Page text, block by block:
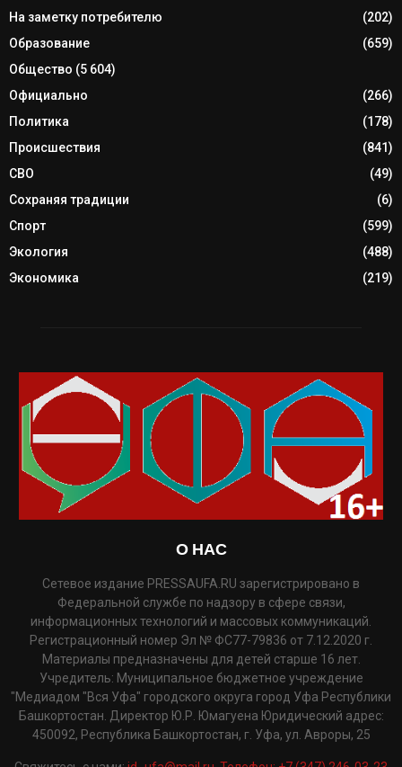
На заметку потребителю
(202)
Образование
(659)
Общество (5 604)
Официально
(266)
Политика
(178)
Происшествия
(841)
СВО
(49)
Сохраняя традиции
(6)
Спорт
(599)
Экология
(488)
Экономика
(219)
О НАС
Сетевое издание PRESSAUFA.RU зарегистрировано в
Федеральной службе по надзору в сфере связи,
информационных технологий и массовых коммуникаций.
Регистрационный номер Эл № ФС77-79836 от 7.12.2020 г.
Материалы предназначены для детей старше 16 лет.
Учредитель: Муниципальное бюджетное учреждение
"Медиадом "Вся Уфа" городского округа город Уфа Республики
Башкортостан. Директор Ю.Р. Юмагуена Юридический адрес:
450092, Республика Башкортостан, г. Уфа, ул. Авроры, 25